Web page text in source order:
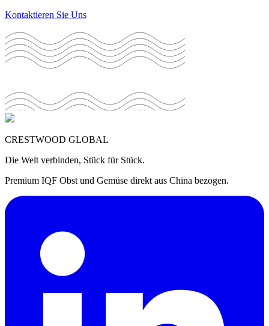
Kontaktieren Sie Uns
CRESTWOOD GLOBAL
Die Welt verbinden, Stück für Stück.
Premium IQF Obst und Gemüse direkt aus China bezogen.